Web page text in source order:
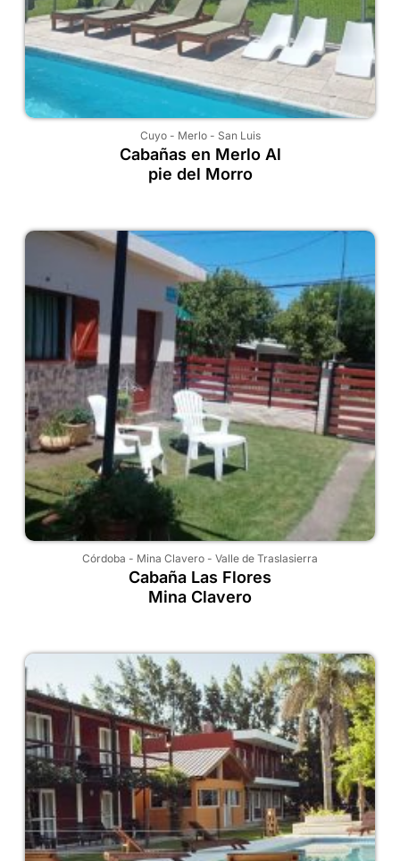
Cuyo- Merlo- San Luis
Cabañas en Merlo Al
pie del Morro
Córdoba - Mina Clavero - Valle de Traslasierra
Cabaña Las Flores
Mina Clavero